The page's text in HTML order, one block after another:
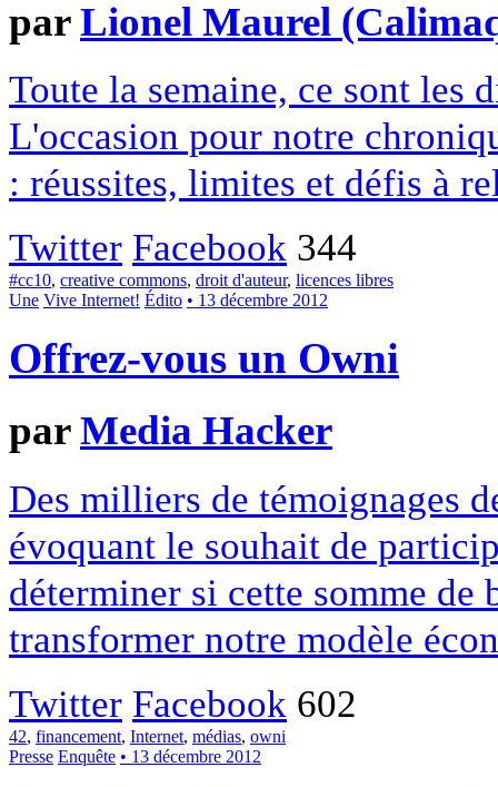
parLionel Maurel
Toute la semaine, ce sont les
L'occasion pour notre
: réussites, limites et défis à
Twitter Facebook 344
#cc10, creative commons, droit d'auteur, licences libres
Une Vive Internet! Édito • 13 décembre 2012
Offrez-vous un Owni
parMedia Hacker
Des milliers de témoignages
évoquant le souhait de
déterminer si cette somme
transformer notre modèle
Twitter Facebook 602
42, financement, Internet, médias, owni
Presse Enquête • 13 décembre 2012